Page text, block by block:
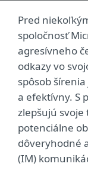
Pred
spoločnosť
agresívneho
odkazy vo
spôsob
a efektívny. S
zlepšujú
potenciálne
dôveryhodné
(IM)